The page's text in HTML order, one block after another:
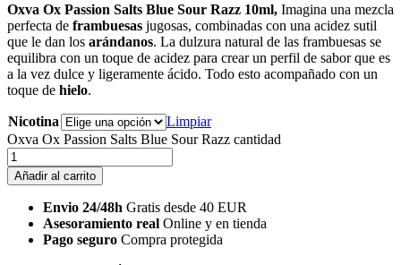
Oxva Ox Passion Salts Blue Sour Razz 10ml, Imagina una mezcla
perfecta de frambuesas jugosas, combinadas con una acidez sutil
que le dan los arándanos. La dulzura natural de las frambuesas se
equilibra con un toque de acidez para crear un perfil de sabor que es
a la vez dulce y ligeramente ácido. Todo esto acompañado con un
toque de hielo.
Nicotina
Limpiar
Oxva Ox Passion Salts Blue Sour Razz cantidad
Añadir al carrito
Envio 24/48h Gratis desde 40 EUR
Asesoramiento real Online y en tienda
Pago seguro Compra protegida